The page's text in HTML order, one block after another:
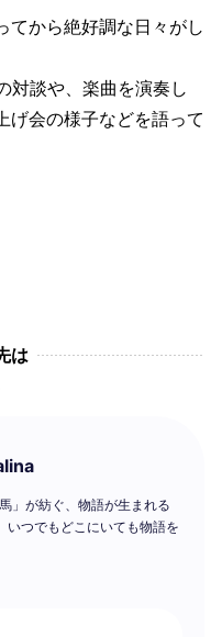
てから絶好調な日々がし
対談や、楽曲を演奏し
げ会の様子などを語って
は
」が紡ぐ、物語が生まれる
つでもどこにいても物語を